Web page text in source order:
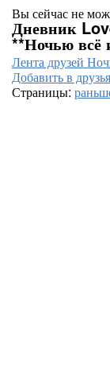
Вы сейчас не
Дневник
**Ночью всё
Лента друзей
Добавить в друзья
Страницы: